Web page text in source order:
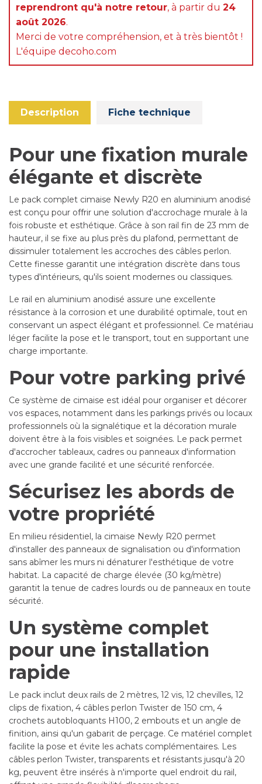
reprendront qu'à notre retour, à partir du 24
août 2026.
Merci de votre compréhension, et à très bientôt !
L'équipe decoho.com
Description Fiche technique
Pour une fixation murale
élégante et discrète
Le pack complet cimaise Newly R20 en aluminium anodisé
est conçu pour offrir une solution d'accrochage murale à la
fois robuste et esthétique. Grâce à son rail fin de 23 mm de
hauteur, il se fixe au plus près du plafond, permettant de
dissimuler totalement les accroches des câbles perlon.
Cette finesse garantit une intégration discrète dans tous
types d'intérieurs, qu'ils soient modernes ou classiques.
Le rail en aluminium anodisé assure une excellente
résistance à la corrosion et une durabilité optimale, tout en
conservant un aspect élégant et professionnel. Ce matériau
léger facilite la pose et le transport, tout en supportant une
charge importante.
Pour votre parking privé
Ce système de cimaise est idéal pour organiser et décorer
vos espaces, notamment dans les parkings privés ou locaux
professionnels où la signalétique et la décoration murale
doivent être à la fois visibles et soignées. Le pack permet
d'accrocher tableaux, cadres ou panneaux d'information
avec une grande facilité et une sécurité renforcée.
Sécurisez les abords de
votre propriété
En milieu résidentiel, la cimaise Newly R20 permet
d'installer des panneaux de signalisation ou d'information
sans abîmer les murs ni dénaturer l'esthétique de votre
habitat. La capacité de charge élevée (30 kg/mètre)
garantit la tenue de cadres lourds ou de panneaux en toute
sécurité.
Un système complet
pour une installation
rapide
Le pack inclut deux rails de 2 mètres, 12 vis, 12 chevilles, 12
clips de fixation, 4 câbles perlon Twister de 150 cm, 4
crochets autobloquants H100, 2 embouts et un angle de
finition, ainsi qu'un gabarit de perçage. Ce matériel complet
facilite la pose et évite les achats complémentaires. Les
câbles perlon Twister, transparents et résistants jusqu'à 20
kg, peuvent être insérés à n'importe quel endroit du rail,